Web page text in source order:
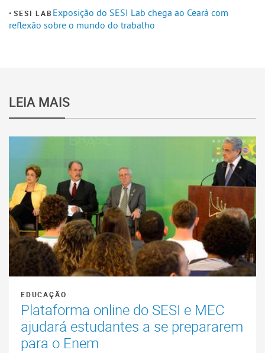
SESI LAB Exposição do SESI Lab chega ao Ceará com
reflexão sobre o mundo do trabalho
LEIA MAIS
EDUCAÇÃO
Plataforma online do SESI e MEC
ajudará estudantes a se prepararem
para o Enem